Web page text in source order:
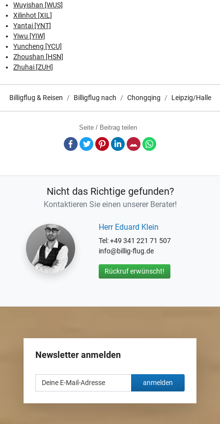
Wuyishan [WUS]
Xilinhot [XIL]
Yantai [YNT]
Yiwu [YIW]
Yuncheng [YCU]
Zhoushan [HSN]
Zhuhai [ZUH]
Billigflug & Reisen Billigflug nach Chongqing Leipzig/Halle
Seite / Beitrag teilen
Facebook
TwitterPinterestLinkedInE-Mail
Nicht das Richtige gefunden?
Kontaktieren Sie einen unserer Berater!
Herr Eduard Klein
Tel: +49 341 221 71 507
info@billig-flug.de
Rückruf erwünscht!
Newsletter anmelden
anmelden